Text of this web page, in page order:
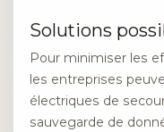
Solutions
Pour minimiser les
les entreprises
électriques de
sauvegarde de